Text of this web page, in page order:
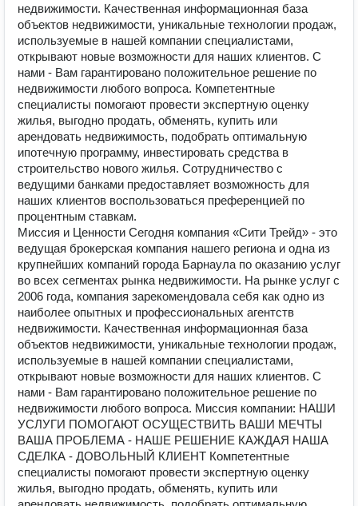
недвижимости. Качественная информационная база
объектов недвижимости, уникальные технологии продаж,
используемые в нашей компании специалистами,
открывают новые возможности для наших клиентов. С
нами - Вам гарантировано положительное решение по
недвижимости любого вопроса. Компетентные
специалисты помогают провести экспертную оценку
жилья, выгодно продать, обменять, купить или
арендовать недвижимость, подобрать оптимальную
ипотечную программу, инвестировать средства в
строительство нового жилья. Сотрудничество с
ведущими банками предоставляет возможность для
наших клиентов воспользоваться преференцией по
процентным ставкам.
Миссия и Ценности Сегодня компания «Сити Трейд» - это
ведущая брокерская компания нашего региона и одна из
крупнейших компаний города Барнаула по оказанию услуг
во всех сегментах рынка недвижимости. На рынке услуг с
2006 года, компания зарекомендовала себя как одно из
наиболее опытных и профессиональных агентств
недвижимости. Качественная информационная база
объектов недвижимости, уникальные технологии продаж,
используемые в нашей компании специалистами,
открывают новые возможности для наших клиентов. С
нами - Вам гарантировано положительное решение по
недвижимости любого вопроса. Миссия компании: НАШИ
УСЛУГИ ПОМОГАЮТ ОСУЩЕСТВИТЬ ВАШИ МЕЧТЫ
ВАША ПРОБЛЕМА - НАШЕ РЕШЕНИЕ КАЖДАЯ НАША
СДЕЛКА - ДОВОЛЬНЫЙ КЛИЕНТ Компетентные
специалисты помогают провести экспертную оценку
жилья, выгодно продать, обменять, купить или